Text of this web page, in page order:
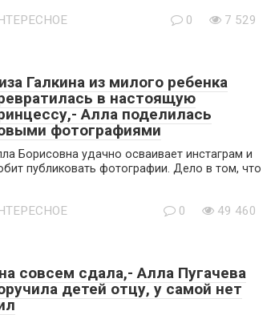
0 7 529
Галкина из милого ребенка
в настоящую
Алла поделилась
фотографиями
Борисовна удачно осваивает инстаграм и
публиковать фотографии. Дело в том, что
0 49 460
совсем сдала,- Алла Пугачева
детей отцу, у самой нет